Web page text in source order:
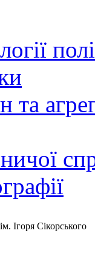
Ігоря Сікорського